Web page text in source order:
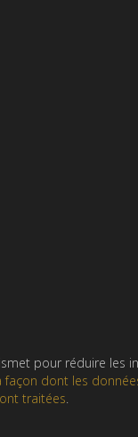
pour réduire les
façon dont les
traitées.